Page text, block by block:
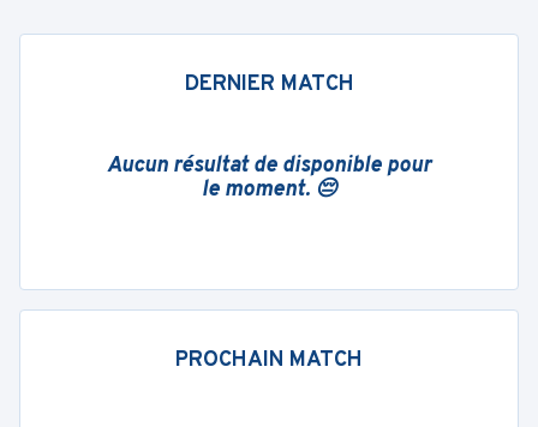
DERNIER MATCH
Aucun résultat de disponible pour
le moment. 😔
PROCHAIN MATCH